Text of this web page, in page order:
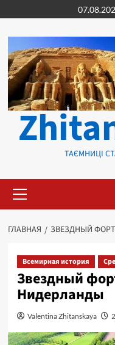
к
содержимому
ТАЄМНИЦІ
меню
ГЛАВНАЯ ЗВЕЗДНЫЙ
Всемирная история
Звездный
Нидерланды
Valentina Zhitanskaya